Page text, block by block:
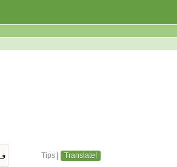
Tips Translate!